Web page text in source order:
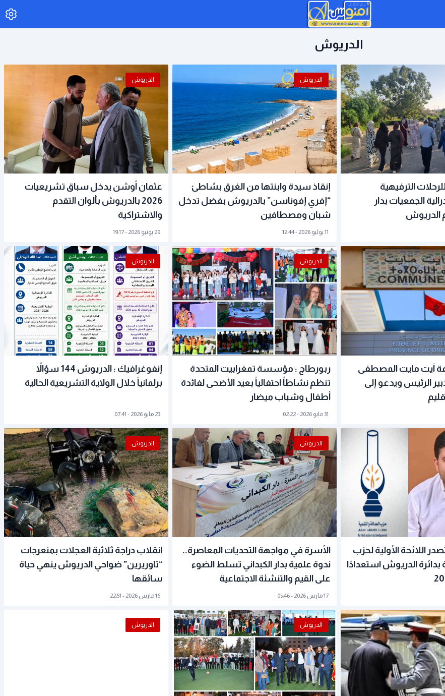
الدريوش
الترفيهية
الجمعيات بدار
الدريوش
إنقاذ سيدة وابنتها من الغرق بشاطئ
“إفري إفوناسن” بالدريوش بفضل تدخل
شبان ومصطافين
الدريوش
11 يوليو 2026 - 12:44
عثمان أوشن يدخل سباق تشريعيات
2026 بالدريوش بألوان التقدم
والاشتراكية
الدريوش
29 يونيو 2026 - 19:17
آيت مايت المصطفى
الرئيس ويدعو إلى
ربورطاج : مؤسسة تمغرابيت المتحدة
تنظم نشاطاً احتفالياً بعيد الأضحى لفائدة
أطفال وشباب ميضار
الدريوش
31 مايو 2026 - 02:22
إنفوغرافيك : الدريوش 144 سؤالاً
برلمانياً خلال الولاية التشريعية الحالية
الدريوش
23 مايو 2026 - 07:41
اللائحة الأولية لحزب
بدائرة الدريوش استعدادًا
الأسرة في مواجهة التحديات المعاصرة..
ندوة علمية بدار الكبداني تسلط الضوء
على القيم والتنشئة الاجتماعية
الدريوش
17 مارس 2026 - 05:46
انقلاب دراجة ثلاثية العجلات بمنعرجات
“تاوريرين” ضواحي الدريوش ينهي حياة
سائقها
الدريوش
16 مارس 2026 - 22:51
الدريوش الدريوش